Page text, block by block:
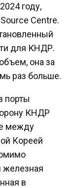
году,
Centre.
для КНДР.
она за
раз больше.
порты
КНДР
между
Кореей
железная
в